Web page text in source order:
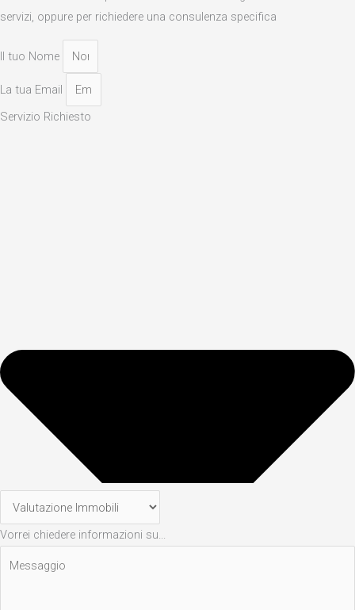
servizi, oppure per richiedere una consulenza specifica
Il tuo Nome
La tua Email
Servizio Richiesto
Vorrei chiedere informazioni su...